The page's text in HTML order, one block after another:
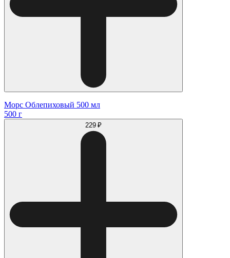
Морс Облепиховый 500 мл
500 г
229 ₽